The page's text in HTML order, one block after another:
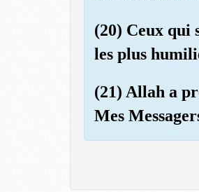
(20) Ceux qui
les plus
(21) Allah a
Mes